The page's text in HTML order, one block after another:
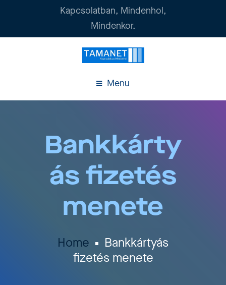
Kapcsolatban, Mindenhol,
Mindenkor.
Menu
Bankkárty
ás fizetés
menete
Home
Bankkártyás
fizetés menete